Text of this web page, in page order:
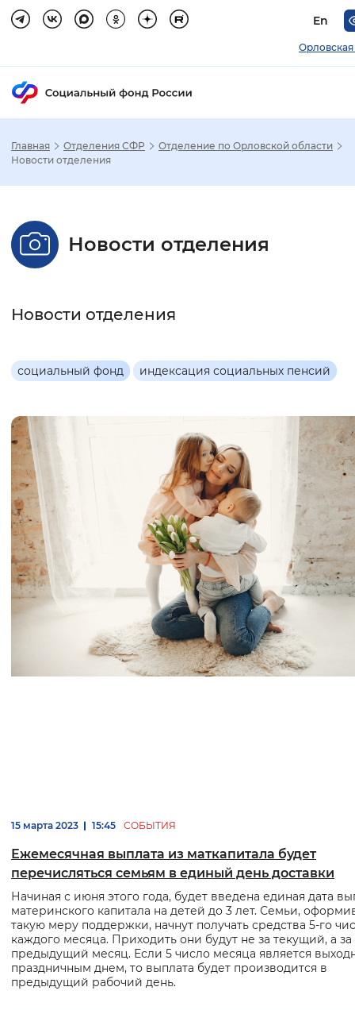
En
Орловская
Размер шрифта
Интервал между буквами
Нормальный Увеличенный
Цвет сайта
Монохромный Инверсивный
Синий фон
Изображения
Включены Выключены
Звуковой ассистент
Воспроизвести Остановить
Главная Отделения СФР
Отделение по Орловской области
Новости отделения
Новости отделения
Новости отделения
социальный фонд индексация социальных пенсий
СОБЫТИЯ
15 марта 2023 15:45
Ежемесячная выплата из маткапитала будет
перечисляться семьям в единый день доставки
Начиная с июня этого года, будет введена единая дата
материнского капитала на детей до 3 лет. Семьи,
такую меру поддержки, начнут получать средства 5-го
каждого месяца. Приходить они будут не за текущий, а за
предыдущий месяц. Если 5 число месяца является
праздничным днем, то выплата будет производится в
предыдущий рабочий день.